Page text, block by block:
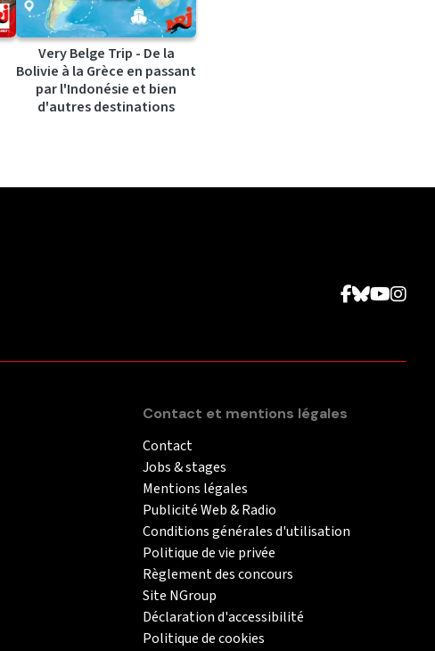
Very Belge Trip - De la
Bolivie à la Grèce en passant
par l'Indonésie et bien
d'autres destinations
Contact et mentions légales
Contact
Jobs & stages
Mentions légales
Publicité Web & Radio
Conditions générales d'utilisation
Politique de vie privée
Règlement des concours
Site NGroup
Déclaration d'accessibilité
Politique de cookies